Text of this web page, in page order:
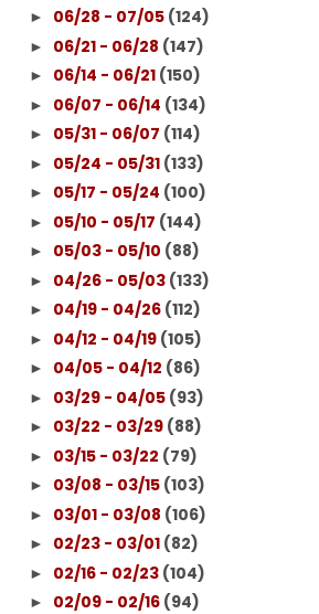
► 06/28 - 07/05 (124)
► 06/21 - 06/28 (147)
► 06/14 - 06/21 (150)
► 06/07 - 06/14 (134)
► 05/31 - 06/07 (114)
► 05/24 - 05/31 (133)
► 05/17 - 05/24 (100)
► 05/10 - 05/17 (144)
► 05/03 - 05/10 (88)
► 04/26 - 05/03 (133)
► 04/19 - 04/26 (112)
► 04/12 - 04/19 (105)
► 04/05 - 04/12 (86)
► 03/29 - 04/05 (93)
► 03/22 - 03/29 (88)
► 03/15 - 03/22 (79)
► 03/08 - 03/15 (103)
► 03/01 - 03/08 (106)
► 02/23 - 03/01 (82)
► 02/16 - 02/23 (104)
► 02/09 - 02/16 (94)